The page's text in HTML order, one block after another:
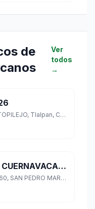
de
Ver
todos
→
BENITO JUAREZ 26, SAN MIGUEL TOPILEJO, Tlalpan, Ciudad de México
ATM en CARR FEDERAL A CUERNAVACA 5560
CARR FEDERAL A CUERNAVACA 5560, SAN PEDRO MARTIR, Tlalpan, Ciudad de México